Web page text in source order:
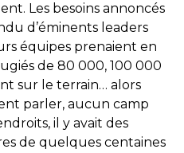
Les besoins annoncés
d’éminents leaders
équipes prenaient en
de 80 000, 100 000
sur le terrain… alors
parler, aucun camp
il y avait des
de quelques centaines